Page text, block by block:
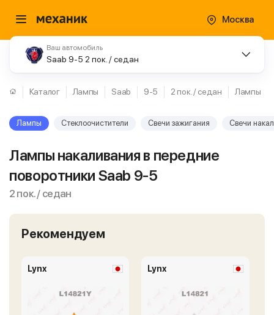
Москва
Ваш автомобиль
Saab 9-5 2 пок. / седан
Каталог Лампы Saab 9-5 2 пок. / седан Лампы
Лампы Стеклоочистители Свечи зажигания Свечи
Лампы накаливания в передние
поворотники Saab 9-5
2 пок. / седан
Рекомендуем
Lynx Lynx